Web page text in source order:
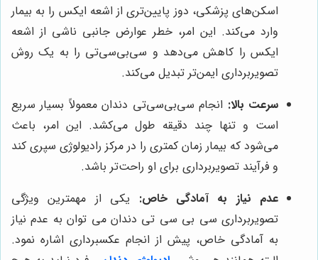
اسکن‌های پزشکی، دوز پایین‌تری از اشعه ایکس را به بیمار
وارد می‌کند. این امر، خطر عوارض جانبی ناشی از اشعه
ایکس را کاهش می‌دهد و سی‌بی‌سی‌تی را به یک روش
تصویربرداری ایمن‌تر تبدیل می‌کند.
سرعت بالا: انجام سی‌بی‌سی‌تی دندان معمولاً بسیار سریع
است و تنها چند دقیقه طول می‌کشد. این امر، باعث
می‌شود که بیمار زمان کمتری را در مرکز رادیولوژی سپری کند
و فرآیند تصویربرداری برای او راحت‌تر باشد.
عدم نیاز به آمادگی خاص: یکی از مهمترین ویژگی
تصویربرداری سی بی سی تی دندان می توان به عدم نیاز
به آمادگی خاص، پیش از انجام عکسبرداری اشاره نمود.